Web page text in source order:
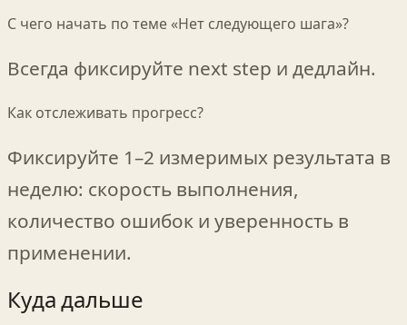
С чего начать по теме «Нет следующего шага»?
Всегда фиксируйте next step и дедлайн.
Как отслеживать прогресс?
Фиксируйте 1–2 измеримых результата в
неделю: скорость выполнения,
количество ошибок и уверенность в
применении.
Куда дальше